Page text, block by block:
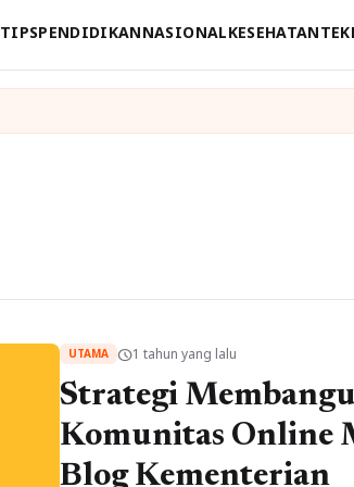
TIPSPENDIDIKANNASIONALKESEHATAN
UTAMA schedule1 tahun yang lalu
Strategi
Komunitas Online
Blog Kementerian